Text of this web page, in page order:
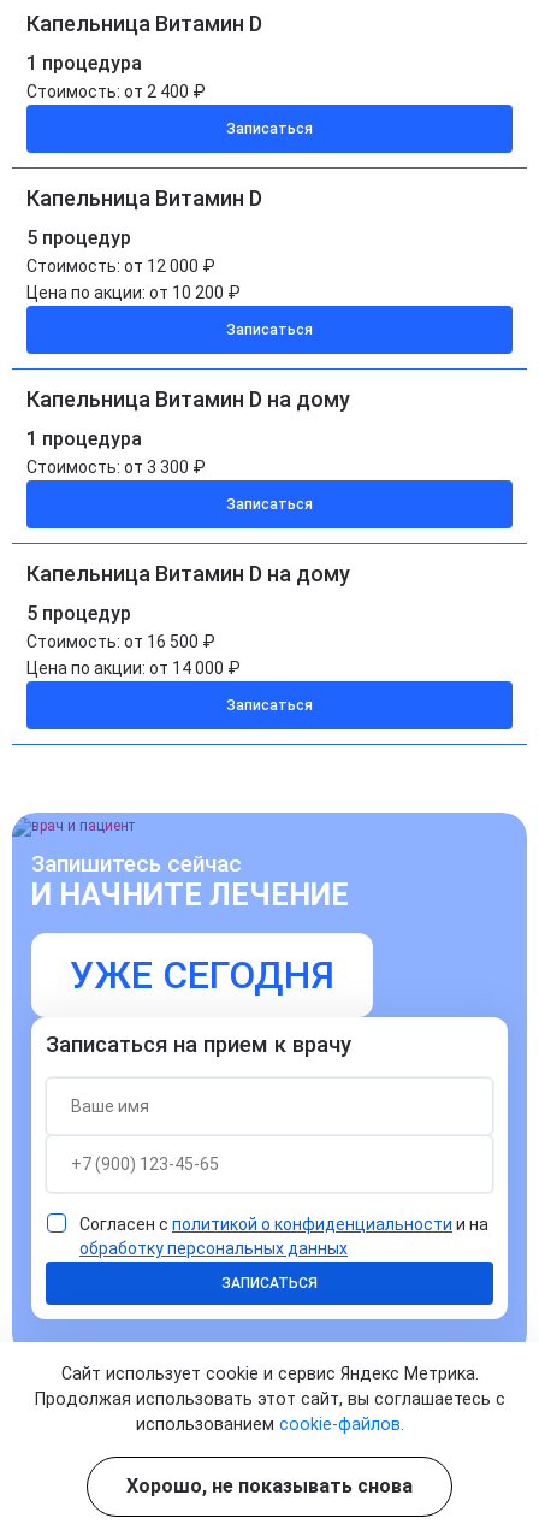
Капельница Витамин D
1 процедура
Стоимость: от 2 400 ₽
Записаться
Капельница Витамин D
5 процедур
Стоимость: от 12 000 ₽
Цена по акции: от 10 200 ₽
Записаться
Капельница Витамин D на дому
1 процедура
Стоимость: от 3 300 ₽
Записаться
Капельница Витамин D на дому
5 процедур
Стоимость: от 16 500 ₽
Цена по акции: от 14 000 ₽
Записаться
Запишитесь сейчас
И НАЧНИТЕ ЛЕЧЕНИЕ
УЖЕ СЕГОДНЯ
Записаться на прием к врачу
Согласен с политикой о конфиденциальности и на
обработку персональных данных
ЗАПИСАТЬСЯ
Ответы на часто задаваемые
вопросы
Сайт использует cookie и сервис Яндекс Метрика.
Продолжая использовать этот сайт, вы соглашаетесь с
использованием cookie-файлов.
Хорошо, не показывать снова